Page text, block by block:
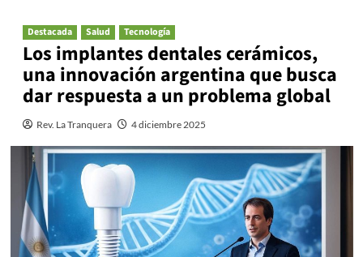
Destacada Salud Tecnología
Los implantes dentales cerámicos,
una innovación argentina que busca
dar respuesta a un problema global
Rev. La Tranquera 4 diciembre 2025